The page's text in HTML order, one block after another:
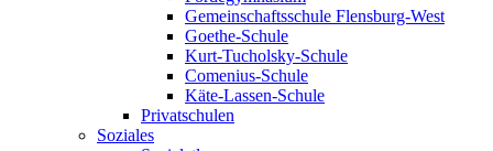
Gemeinschaftsschule Flensburg-West
Goethe-Schule
Kurt-Tucholsky-Schule
Comenius-Schule
Käte-Lassen-Schule
Privatschulen
Soziales